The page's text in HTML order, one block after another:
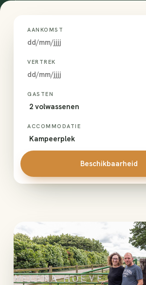
AANKOMST
VERTREK
GASTEN
ACCOMMODATIE
Beschikbaarheid